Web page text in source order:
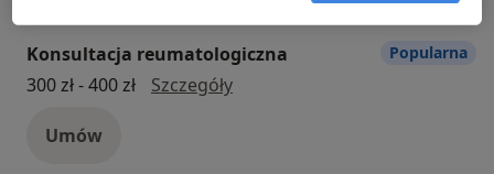
Konsultacja reumatologiczna
300 zł - 400 zł
Szczegółykonsultacja reumatologiczna
Umów
Popularna